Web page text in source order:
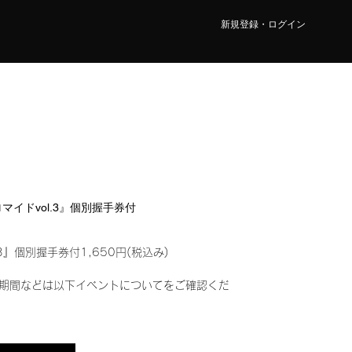
新規登録・ログイン
イドvol.3』個別握手券付
』個別握手券付1,650円(税込み)
間などは以下イベントについてをご確認くだ